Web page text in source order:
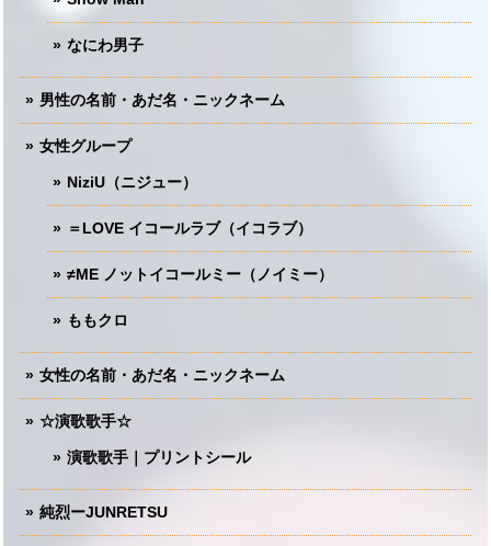
なにわ男子
男性の名前・あだ名・ニックネーム
女性グループ
NiziU（ニジュー）
＝LOVE イコールラブ（イコラブ）
≠ME ノットイコールミー（ノイミー）
ももクロ
女性の名前・あだ名・ニックネーム
☆演歌歌手☆
演歌歌手｜プリントシール
純烈ーJUNRETSU